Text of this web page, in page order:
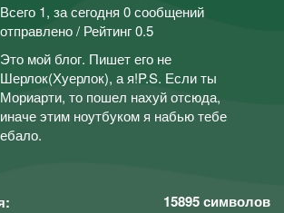
Всего 1, за сегодня 0 сообщений
отправлено / Рейтинг 0.5
Это мой блог. Пишет его не
Шерлок(Хуерлок), а я!P.S. Если ты
Мориарти, то пошел нахуй отсюда,
иначе этим ноутбуком я набью тебе
ебало.
15895символов